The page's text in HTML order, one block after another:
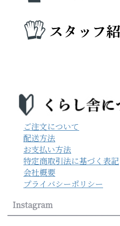
ご注文について
配送方法
お支払い方法
特定商取引法に基づく表記
会社概要
プライバシーポリシー
Instagram